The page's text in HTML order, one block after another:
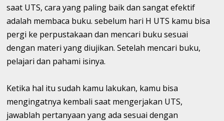
saat UTS, cara yang paling baik dan sangat efektif
adalah membaca buku. sebelum hari H UTS kamu bisa
pergi ke perpustakaan dan mencari buku sesuai
dengan materi yang diujikan. Setelah mencari buku,
pelajari dan pahami isinya.
Ketika hal itu sudah kamu lakukan, kamu bisa
mengingatnya kembali saat mengerjakan UTS,
jawablah pertanyaan yang ada sesuai dengan